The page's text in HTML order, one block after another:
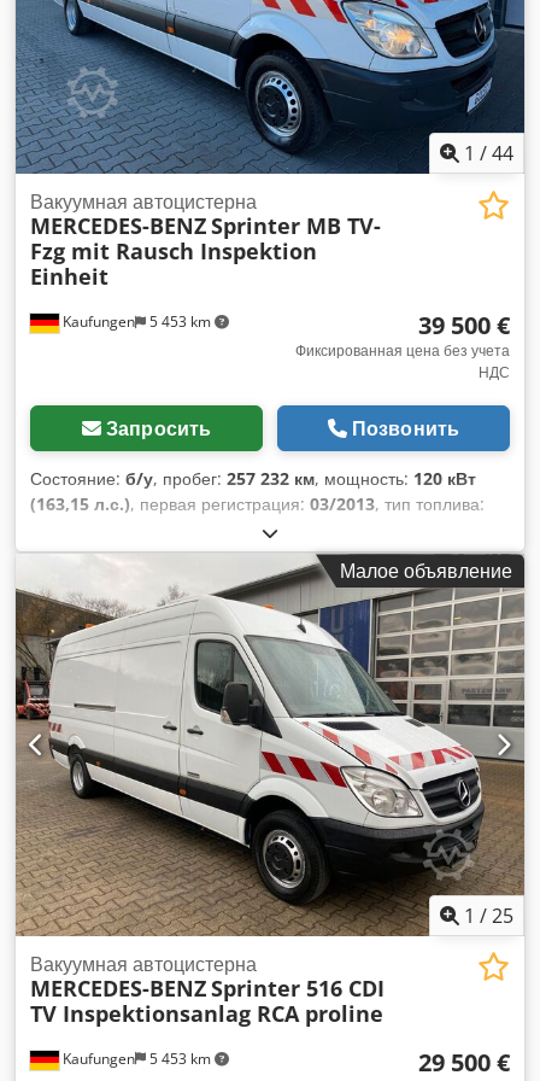
1 /44
Kaufungen 5 453 km
Вакуумная автоцистерна
MERCEDES-BENZSprinter MB TV-
Fzg mit Rausch Inspektion
Einheit
39 500 €
Фиксированная цена без учета
НДС
Запросить Позвонить
Состояние: б/у, пробег: 257 232 км, мощность: 120 кВт
(163,15 л.с.), первая регистрация: 03/2013, тип топлива:
, следующая проверка (TÜV):
08/2028, цвет:белый, тип передачи:механический, Год
, Оборудование:кондиционер,
Малое объявление
1 /25
Kaufungen 5 453 km
Вакуумная автоцистерна
MERCEDES-BENZSprinter 516 CDI
TV Inspektionsanlag RCA proline
29 500 €